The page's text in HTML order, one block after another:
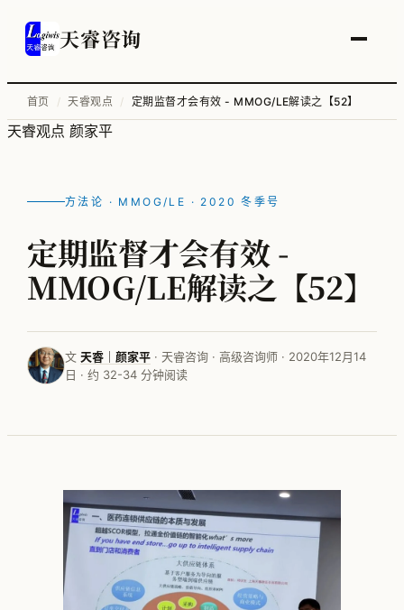
天睿咨询
服务总览
智能工厂物流规划
工厂升级改造
信息化顶层规划
按行业看 · 家电
按行业看 · 电子行业
按行业看 · 快销品
按行业看 · MMOG
首页 / 天睿观点 / 定期监督才会有效 - MMOG/LE解读之【52】
天睿观点 颜家平
方法论 · MMOG/LE · 2020 冬季号
定期监督才会有效 -
MMOG/LE解读之【52】
文 天睿｜颜家平 · 天睿咨询 · 高级咨询师 · 2020年12月14
日 · 约 32-34 分钟阅读